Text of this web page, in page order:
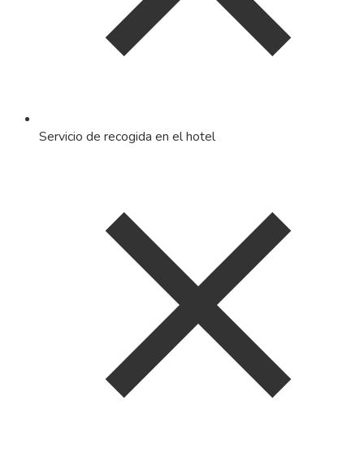
Servicio de recogida en el hotel